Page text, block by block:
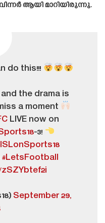
ആയി മാറിയിരുന്നു.
do this!!!
the drama is
a moment
LIVE now on
-3!
#LetsFootball
September 29,